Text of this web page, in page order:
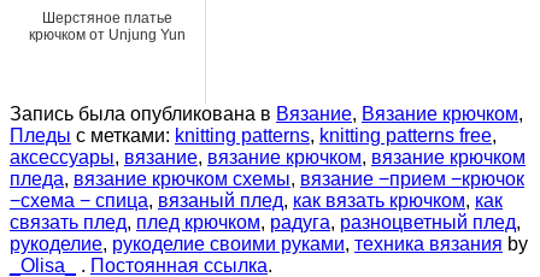
Шерстяное платье
крючком от Unjung Yun
Запись была опубликована в Вязание, Вязание крючком,
Пледы с метками: knitting patterns, knitting patterns free,
аксессуары, вязание, вязание крючком, вязание крючком
пледа, вязание крючком схемы, вязание −прием −крючок
−схема − спица, вязаный плед, как вязать крючком, как
связать плед, плед крючком, радуга, разноцветный плед,
рукоделие, рукоделие своими руками, техника вязания by
_Olisa_
. Постоянная ссылка.